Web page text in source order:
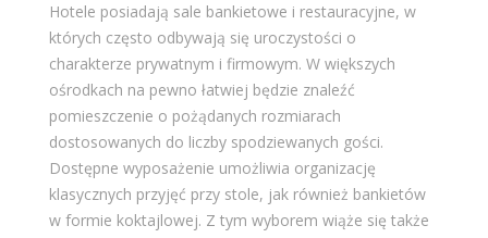
Hotele posiadają sale bankietowe i restauracyjne, w
których często odbywają się uroczystości o
charakterze prywatnym i firmowym. W większych
ośrodkach na pewno łatwiej będzie znaleźć
pomieszczenie o pożądanych rozmiarach
dostosowanych do liczby spodziewanych gości.
Dostępne wyposażenie umożliwia organizację
klasycznych przyjęć przy stole, jak również bankietów
w formie koktajlowej. Z tym wyborem wiąże się także